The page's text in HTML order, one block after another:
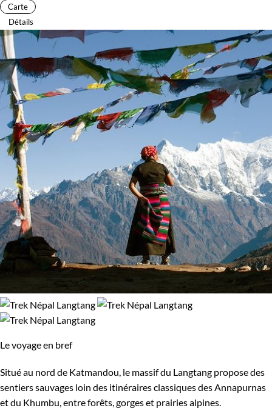
Carte
Détails
Le voyage en bref
Situé au nord de Katmandou, le massif du Langtang propose des
sentiers sauvages loin des itinéraires classiques des Annapurnas
et du Khumbu, entre forêts, gorges et prairies alpines.